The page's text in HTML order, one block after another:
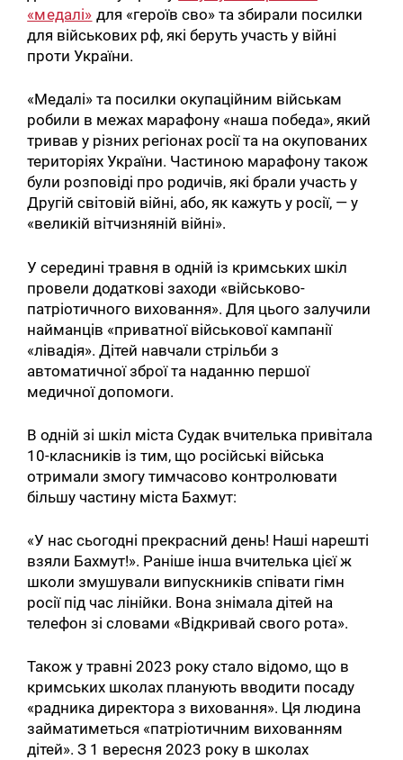
«медалі» для «героїв сво» та збирали посилки
для військових рф, які беруть участь у війні
проти України.
«Медалі» та посилки окупаційним військам
робили в межах марафону «наша победа», який
тривав у різних регіонах росії та на окупованих
територіях України. Частиною марафону також
були розповіді про родичів, які брали участь у
Другій світовій війні, або, як кажуть у росії, — у
«великій вітчизняній війні».
У середині травня в одній із кримських шкіл
провели додаткові заходи «військово-
патріотичного виховання». Для цього залучили
найманців «приватної військової кампанії
«лівадія». Дітей навчали стрільби з
автоматичної зброї та наданню першої
медичної допомоги.
В одній зі шкіл міста Судак вчителька привітала
10-класників із тим, що російські війська
отримали змогу тимчасово контролювати
більшу частину міста Бахмут:
«У нас сьогодні прекрасний день! Наші нарешті
взяли Бахмут!». Раніше інша вчителька цієї ж
школи змушували випускників співати гімн
росії під час лінійки. Вона знімала дітей на
телефон зі словами «Відкривай свого рота».
Також у травні 2023 року стало відомо, що в
кримських школах планують вводити посаду
«радника директора з виховання». Ця людина
займатиметься «патріотичним вихованням
дітей». З 1 вересня 2023 року в школах